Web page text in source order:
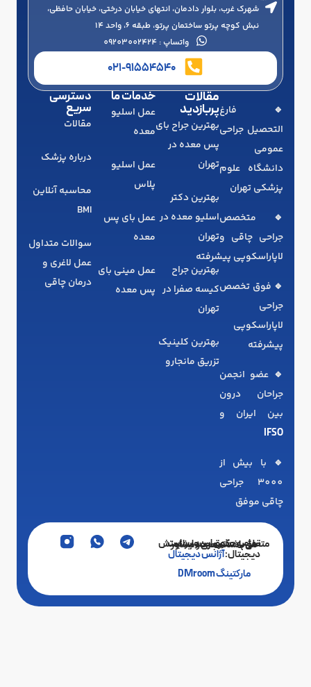
شهرک غرب، بلوار دادمان، انتهای خیابان درختی، خیابان حافظی،
نبش کوچه پرتو ساختمان پرتو، طبقه 6، واحد 14
واتساپ : 09203002424
021-91554540
🔹 فارغ‌
التحصیل جراحی
عمومی
دانشگاه علوم
پزشکی تهران
🔹 متخصص
جراحی چاقی و
لاپاراسکوپی پیشرفته
🔹 فوق تخصص
جراحی
لاپاراسکوپی
پیشرفته
🔹 عضو انجمن
جراحان درون
بین ایران و
IFSO
🔹 با بیش از
3000 جراحی
چاقی موفق
مقالات
پربازدید
بهترین جراح بای
پس معده در
تهران
بهترین دکتر
اسلیو معده در
تهران
بهترین جراح
کیسه صفرا در
تهران
بهترین کلینیک
تزریق مانجارو
خدمات ما
عمل اسلیو
معده
عمل اسلیو
پلاس
عمل بای پس
معده
عمل مینی بای
پس معده
دسترسی
سریع
مقالات
درباره پزشک
محاسبه آنلاین
BMI
سوالات متداول
عمل لاغری و
درمان چاقی
تمامی حقوق این وبسایت متعلق به دکتر محمد ایرانمنش می‌باشد. مجری و مشاور
دیجیتال:آژانس دیجیتال
مارکتینگ DMroom